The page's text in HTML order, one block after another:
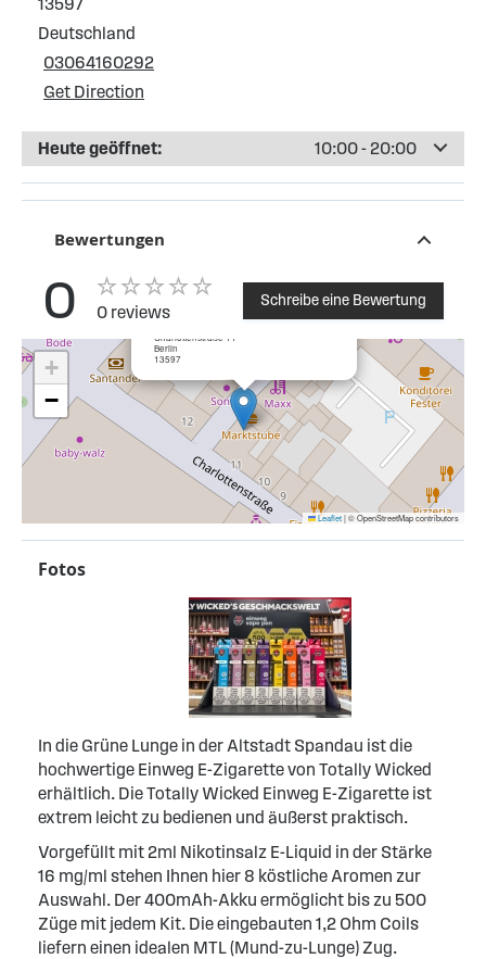
13597
Deutschland
03064160292
Get Direction
Heute geöffnet: 10:00 - 20:00
Bewertungen
0 0 reviews
Schreibe eine Bewertung
Charlottenstraße 11
Berlin
13597
×
+
−
Leaflet|© OpenStreetMap contributors
Fotos
In die Grüne Lunge in der Altstadt Spandau ist die
hochwertige Einweg E-Zigarette von Totally Wicked
erhältlich. Die Totally Wicked Einweg E-Zigarette ist
extrem leicht zu bedienen und äußerst praktisch.
Vorgefüllt mit 2ml Nikotinsalz E-Liquid in der Stärke
16 mg/ml stehen Ihnen hier 8 köstliche Aromen zur
Auswahl. Der 400mAh-Akku ermöglicht bis zu 500
Züge mit jedem Kit. Die eingebauten 1,2 Ohm Coils
liefern einen idealen MTL (Mund-zu-Lunge) Zug.